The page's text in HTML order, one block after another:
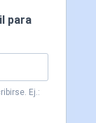
para
Ej.: